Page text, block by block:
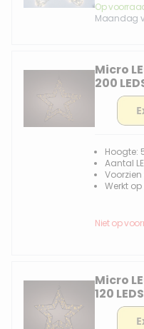
Op
Maandag
Micro
200
58 cm
Hoogte:
Aantal
Werkt
Niet op
Micro
120
38 cm